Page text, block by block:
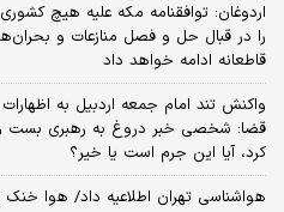
اردوغان: توافقنامه مکه علیه هیچ
را در قبال حل و فصل منازعات و
قاطعانه ادامه خواهد داد
واکنش تند امام جمعه اردبیل به
قضا: شخصی خبر دروغ به رهبری بست و
کرد، آیا این جرم است یا خیر؟
هواشناسی تهران اطلاعیه داد/ هوا